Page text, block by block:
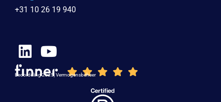
+31 10 26 19 940
Beoordeling 2025, Vermogensbeheer